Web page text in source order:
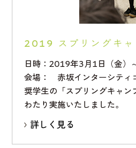
2019 スプリングキャ
日時：2019年3月1日（金）
会場： 赤坂インターシティ
奨学生の「スプリングキャン
わたり実施いたしました。
詳しく見る